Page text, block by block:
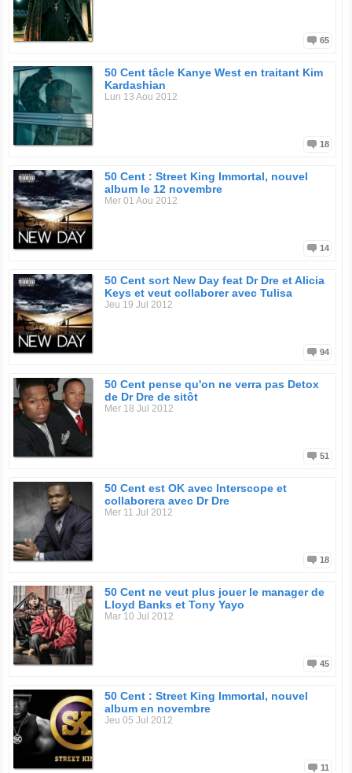
65
50 Cent tâcle Kanye West en traitant Kim
Kardashian
Lun 13 Aou 2012
18
50 Cent : Street King Immortal, nouvel
album le 12 novembre
Mer 01 Aou 2012
14
50 Cent sort New Day feat Dr Dre et Alicia
Keys et veut collaborer avec Tulisa
Jeu 19 Jul 2012
94
50 Cent pense qu'on ne verra pas Detox
de Dr Dre de sitôt
Mer 18 Jul 2012
51
50 Cent est OK avec Interscope et
collaborera avec Dr Dre
Mer 11 Jul 2012
18
50 Cent ne veut plus jouer le manager de
Lloyd Banks et Tony Yayo
Mar 10 Jul 2012
45
50 Cent : Street King Immortal, nouvel
album en novembre
Jeu 05 Jul 2012
11